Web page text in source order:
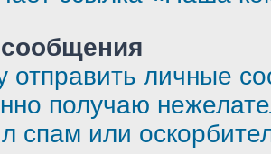
отправить личные
получаю
спам или